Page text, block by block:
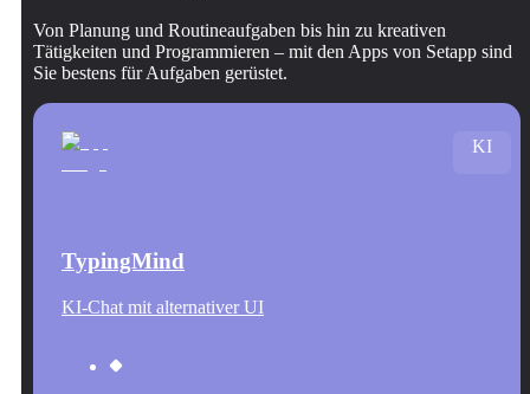
Von Planung und Routineaufgaben bis hin zu kreativen
Tätigkeiten und Programmieren – mit den Apps von Setapp sind
Sie bestens für Aufgaben gerüstet.
TypingMind
KI-Chat mit alternativer UI
KI